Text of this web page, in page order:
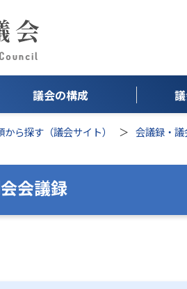
議会の構成
から探す（議会サイト） 会議録・議
会議録